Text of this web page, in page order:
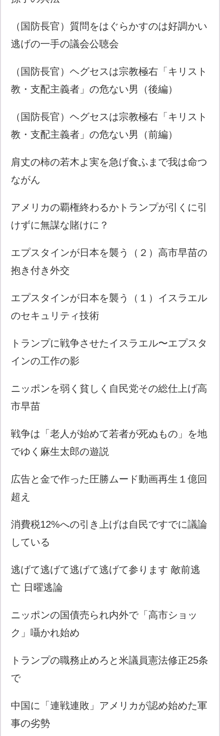
（国防長官）質問をはぐらかすのは好調かい
逃げの一手の議会公聴会
（国防長官）ヘグセスは宗教極右「キリスト
教・支配主義者」の危ない男（後編）
（国防長官）ヘグセスは宗教極右「キリスト
教・支配主義者」の危ない男（前編）
肩丈の柿の若木よ実を急げ食ふまで我は命つ
ながん
アメリカの覇権終わるかトランプが引くに引
けずに無謀な賭けに？
エプスタインが日本を襲う（２）高市早苗の
抱き付き外交
エプスタインが日本を襲う（１）イスラエル
のセキュリティ技術
トランプに戦争させたイスラエル〜エプスタ
インの工作の影
ニッポンを弱く貧しく自民党その総仕上げ高
市早苗
戦争は「老人が始めて若者が死ぬもの」を地
でゆく麻生太郎の遊説
広告と金で作った圧勝ムード動画再生１億回
超え
消費税12%への引き上げは自民ですでに議論
している
逃げて逃げて逃げて逃げて参ります 敵前逃
亡 日曜逃論
ニッポンの国債売られ内外で「高市ショッ
ク」囁かれ始め
トランプの職務止めろと米議員憲法修正25条
で
中国に「連戦連敗」アメリカが認め始めた軍
事の劣勢